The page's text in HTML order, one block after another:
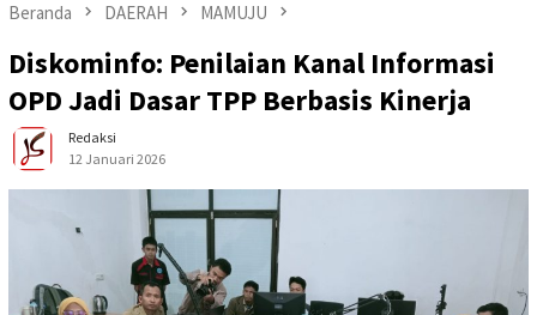
Beranda DAERAH MAMUJU
Diskominfo: Penilaian Kanal Informasi
OPD Jadi Dasar TPP Berbasis Kinerja
Redaksi
12 Januari 2026